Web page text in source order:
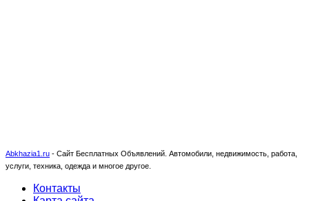
Abkhazia1.ru - Сайт Бесплатных Объявлений. Автомобили, недвижимость, работа,
услуги, техника, одежда и многое другое.
Контакты